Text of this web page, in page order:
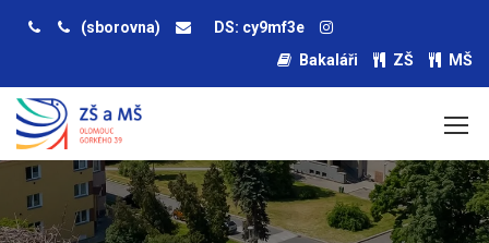
(sborovna)
DS: cy9mf3e
Bakaláři
ZŠ MŠ